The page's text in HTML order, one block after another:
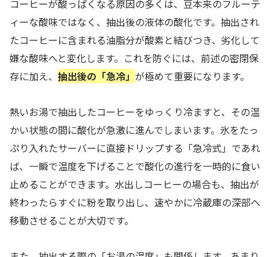
コーヒーが酸っぱくなる原因の多くは、豆本来のフルーテ
ィーな酸味ではなく、抽出後の液体の酸化です。抽出され
たコーヒーに含まれる油脂分が酸素と結びつき、劣化して
嫌な酸味へと変化します。これを防ぐには、前述の密閉保
存に加え、 抽出後の「急冷」 が極めて重要になります。
熱いお湯で抽出したコーヒーをゆっくり冷ますと、その温
かい状態の間に酸化が急激に進んでしまいます。氷をたっ
ぷり入れたサーバーに直接ドリップする「急冷式」であれ
ば、一瞬で温度を下げることで酸化の進行を一時的に食い
止めることができます。水出しコーヒーの場合も、抽出が
終わったらすぐに粉を取り出し、速やかに冷蔵庫の深部へ
移動させることが大切です。